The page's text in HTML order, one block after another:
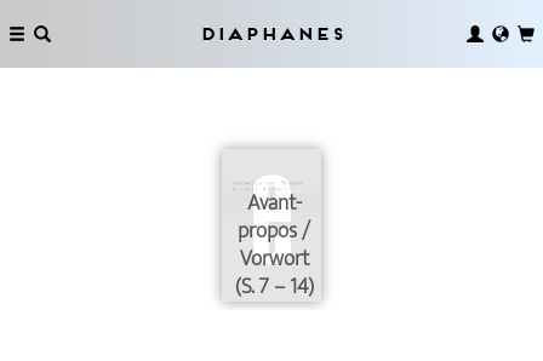
Diaphanes
Avant-
propos /
Vorwort
(S. 7 – 14)